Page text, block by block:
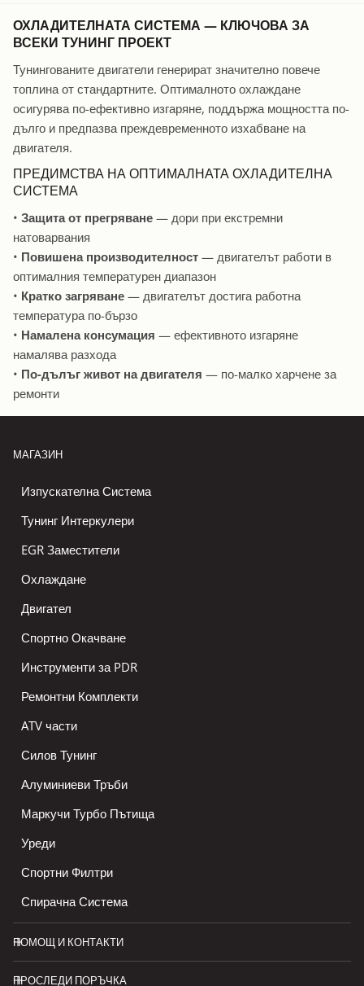
ОХЛАДИТЕЛНАТА СИСТЕМА — КЛЮЧОВА ЗА
ВСЕКИ ТУНИНГ ПРОЕКТ
Тунингованите двигатели генерират значително повече
топлина от стандартните. Оптималното охлаждане
осигурява по-ефективно изгаряне, поддържа мощността по-
дълго и предпазва преждевременното изхабване на
двигателя.
ПРЕДИМСТВА НА ОПТИМАЛНАТА ОХЛАДИТЕЛНА
СИСТЕМА
• Защита от прегряване — дори при екстремни
натоварвания
• Повишена производителност — двигателът работи в
оптималния температурен диапазон
• Кратко загряване — двигателът достига работна
температура по-бързо
• Намалена консумация — ефективното изгаряне
намалява разхода
• По-дълъг живот на двигателя — по-малко харчене за
ремонти
МАГАЗИН
Изпускателна Система
Тунинг Интеркулери
EGR Заместители
Охлаждане
Двигател
Спортно Окачване
Инструменти за PDR
Ремонтни Комплекти
ATV части
Силов Тунинг
Алуминиеви Тръби
Маркучи Турбо Пътища
Уреди
Спортни Филтри
Спирачна Система
ПОМОЩ И КОНТАКТИ
ПРОСЛЕДИ ПОРЪЧКА